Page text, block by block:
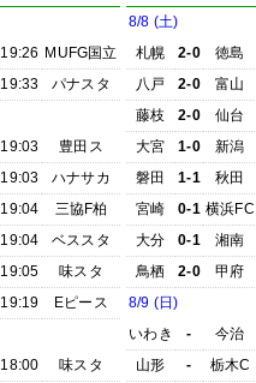
19:26 MUFG国立
19:33
パナスタ
19:03
豊田ス
19:03
ハナサカ
19:04
三協F柏
19:04
ベススタ
19:05
味スタ
19:19
Eピース
18:00
味スタ
8/8 (土)
札幌
2-0
徳島
八戸
2-0
富山
藤枝
2-0
仙台
大宮
1-0
新潟
磐田
1-1
秋田
宮崎
0-1 横浜FC
大分
0-1
湘南
鳥栖
2-0
甲府
8/9 (日)
いわき
-
今治
山形
- 栃木C